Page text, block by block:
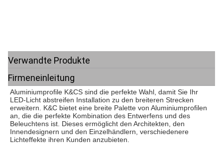
Verwandte Produkte
Firmeneinleitung
Aluminiumprofile K&CS sind die perfekte Wahl, damit Sie Ihr
LED-Licht abstreifen Installation zu den breiteren Strecken
erweitern. K&C bietet eine breite Palette von Aluminiumprofilen
an, die die perfekte Kombination des Entwerfens und des
Beleuchtens ist. Dieses ermöglicht den Architekten, den
Innendesignern und den Einzelhändlern, verschiedenere
Lichteffekte ihren Kunden anzubieten.